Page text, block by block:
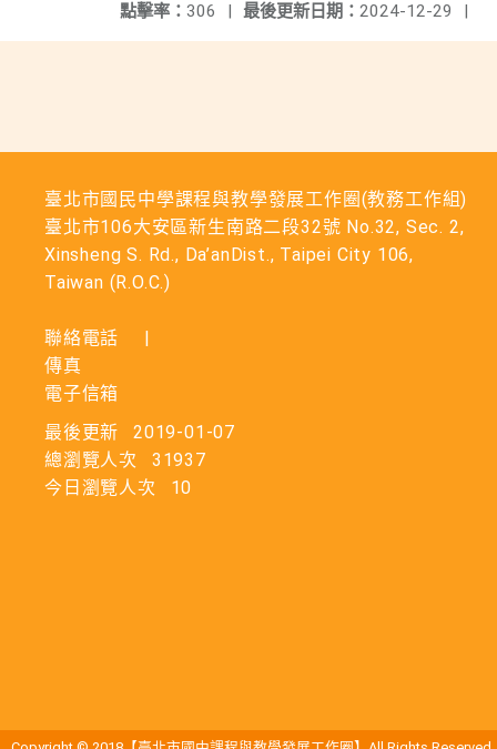
最後更新日期： 2024-12-29 |
點擊率： 306 |
臺北市國民中學課程與教學發展工作圈(教務工作組)
臺北市106大安區新生南路二段32號 No.32, Sec. 2,
Xinsheng S. Rd., Da’anDist., Taipei City 106,
Taiwan (R.O.C.)
聯絡電話
|
傳真
電子信箱
最後更新
2019-01-07
總瀏覽人次
31937
今日瀏覽人次
10